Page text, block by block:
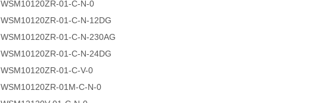
WSM10120ZR-01-C-N-0
WSM10120ZR-01-C-N-12DG
WSM10120ZR-01-C-N-230AG
WSM10120ZR-01-C-N-24DG
WSM10120ZR-01-C-V-0
WSM10120ZR-01M-C-N-0